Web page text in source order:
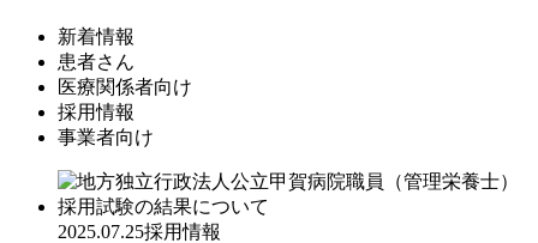
新着情報
患者さん
医療関係者向け
採用情報
事業者向け
2025.07.25採用情報